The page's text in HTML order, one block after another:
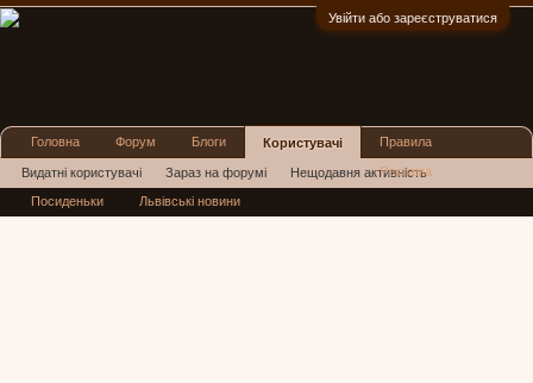
Увійти або зареєструватися
Головна Форум Блоги Користувачі
Видатні користувачі Зараз на форумі Нещодавня активність
Нові повідомлення профілю
Правила
Реклама
Посиденьки Львівські новини